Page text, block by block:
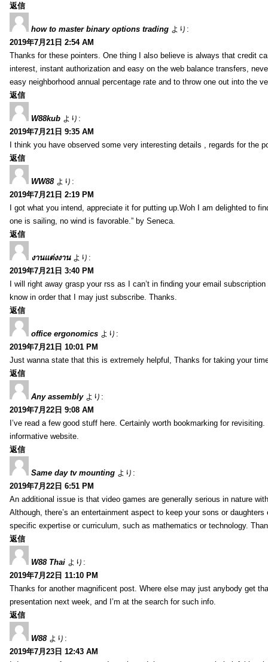
返信
how to master binary options trading より:
2019年7月21日 2:54 AM
Thanks for these pointers. One thing I also believe is always that credit
interest, instant authorization and easy on the web balance transfers,
easy neighborhood annual percentage rate and to throw one out into the
返信
W88kub より:
2019年7月21日 9:35 AM
I think you have observed some very interesting details , regards for the
返信
WW88 より:
2019年7月21日 2:19 PM
I got what you intend, appreciate it for putting up.Woh I am delighted to
one is sailing, no wind is favorable.” by Seneca.
返信
งานแต่งงาน より:
2019年7月21日 3:40 PM
I will right away grasp your rss as I can’t in finding your email
know in order that I may just subscribe. Thanks.
返信
office ergonomics より:
2019年7月21日 10:01 PM
Just wanna state that this is extremely helpful, Thanks for taking your
返信
Any assembly より:
2019年7月22日 9:08 AM
I’ve read a few good stuff here. Certainly worth bookmarking for
informative website.
返信
Same day tv mounting より:
2019年7月22日 6:51 PM
An additional issue is that video games are generally serious in nature
Although, there’s an entertainment aspect to keep your sons or
specific expertise or curriculum, such as mathematics or technology.
返信
W88 Thai より:
2019年7月22日 11:10 PM
Thanks for another magnificent post. Where else may just anybody get
presentation next week, and I’m at the search for such info.
返信
W88 より:
2019年7月23日 12:43 AM